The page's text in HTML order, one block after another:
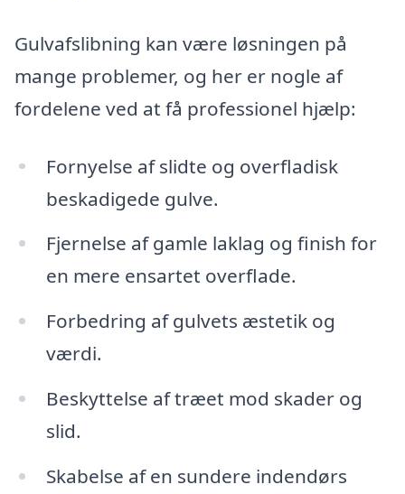
Gulvafslibning kan være løsningen på
mange problemer, og her er nogle af
fordelene ved at få professionel hjælp:
Fornyelse af slidte og overfladisk
beskadigede gulve.
Fjernelse af gamle laklag og finish for
en mere ensartet overflade.
Forbedring af gulvets æstetik og
værdi.
Beskyttelse af træet mod skader og
slid.
Skabelse af en sundere indendørs